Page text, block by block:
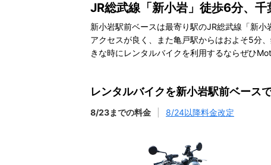
JR総武線「新小岩」徒歩6分、
新小岩駅前ベースは最寄り駅のJR総武線「新
アクセスが良く、また亀戸駅からはおよそ5分
きな時にレンタルバイクを利用するならぜひ
レンタルバイクを新小岩駅前ベース
8/23までの料金 8/24以降料金改定